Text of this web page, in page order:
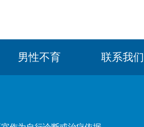
男性不育 联系我们